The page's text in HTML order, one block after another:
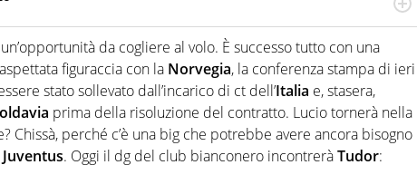
e sul campo per vivere ogni evento in tutte le sue sfaccettature.
per il calcio e per la sfera di cuoio. Il pallone è una cosa serissima,
da cogliere al volo. È successo tutto con una
figuraccia con la Norvegia, la conferenza stampa di ieri
stato sollevato dall’incarico di ct dell’Italia e, stasera,
prima della risoluzione del contratto. Lucio tornerà nella
Chissà, perché c’è una big che potrebbe avere ancora bisogno
Juventus. Oggi il dg del club bianconero incontreràTudor: